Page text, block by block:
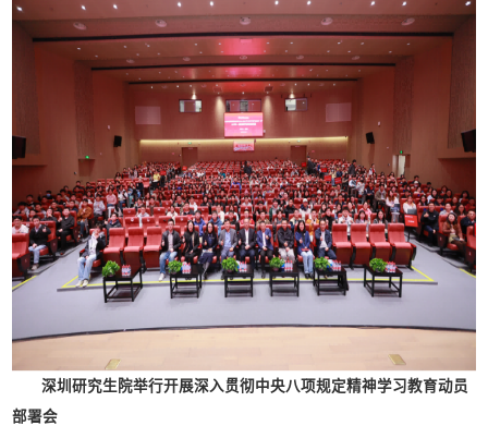
深圳研究生院举行开展深入贯彻中央八项规定精神学习教育动员
部署会